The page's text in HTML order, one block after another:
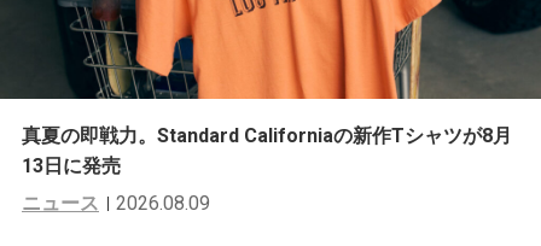
真夏の即戦力。Standard Californiaの新作Tシャツが8月
13日に発売
ニュース
2026.08.09